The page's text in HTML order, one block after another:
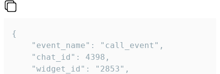
{
    "event_name": "call_event",
    "chat_id": 4398,
    "widget_id": "2853",